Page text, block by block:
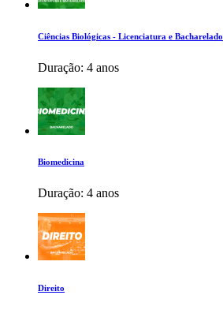
Ciências Biológicas - Licenciatura e Bacharelado
Duração: 4 anos
Biomedicina
Duração: 4 anos
Direito